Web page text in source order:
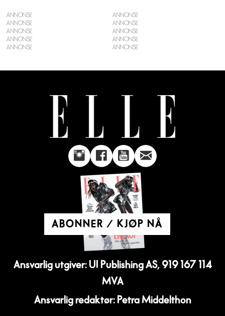
ANNONSE
ANNONSE
ANNONSE
ANNONSE
ANNONSE
ABONNER / KJØP NÅ
Ansvarlig utgiver: UI Publishing AS, 919 167 114
MVA
Ansvarlig redaktør: Petra Middelthon